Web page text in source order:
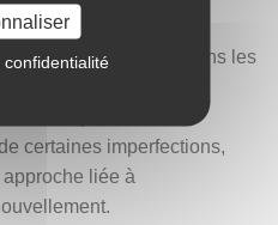
particulière.
parfois mentionnée dans les
lien supposé avec
de la peau. Elle est
certaines imperfections,
liée à
confidentialité